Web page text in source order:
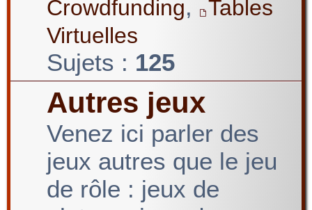
Crowdfunding,
Tables
Virtuelles
Sujets : 125
Autres jeux
Venez ici parler des
jeux autres que le jeu
de rôle : jeux de